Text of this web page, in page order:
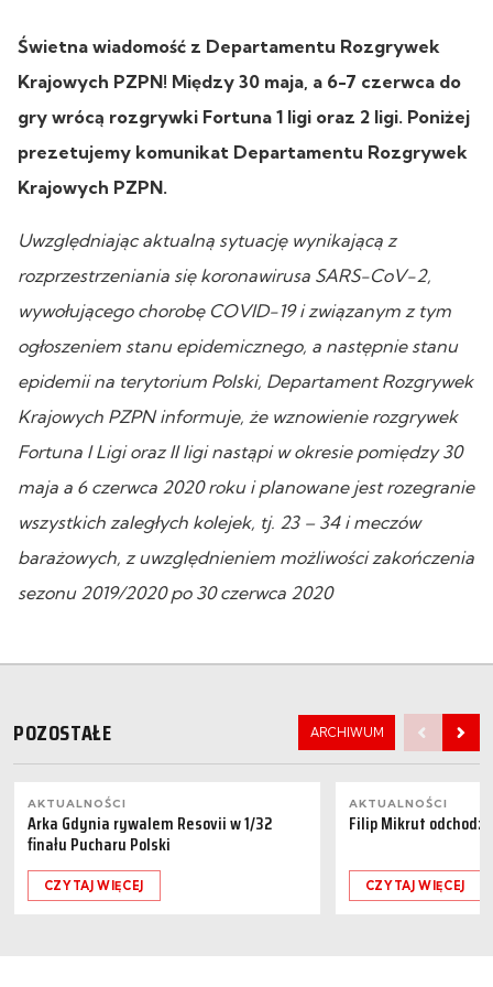
Świetna wiadomość z Departamentu Rozgrywek
Krajowych PZPN! Między 30 maja, a 6-7 czerwca do
gry wrócą rozgrywki Fortuna 1 ligi oraz 2 ligi. Poniżej
prezetujemy komunikat Departamentu Rozgrywek
Krajowych PZPN.
Uwzględniając aktualną sytuację wynikającą z
rozprzestrzeniania się koronawirusa SARS-CoV-2,
wywołującego chorobę COVID-19 i związanym z tym
ogłoszeniem stanu epidemicznego, a następnie stanu
epidemii na terytorium Polski, Departament Rozgrywek
Krajowych PZPN informuje, że wznowienie rozgrywek
Fortuna I Ligi oraz II ligi nastąpi w okresie pomiędzy 30
maja a 6 czerwca 2020 roku i planowane jest rozegranie
wszystkich zaległych kolejek, tj. 23 – 34 i meczów
barażowych, z uwzględnieniem możliwości zakończenia
sezonu 2019/2020 po 30 czerwca 2020
POZOSTAŁE ARCHIWUM
AKTUALNOŚCI
Arka Gdynia rywalem Resovii w 1/32
finału Pucharu Polski
CZYTAJ WIĘCEJ
AKTUALNOŚCI
Filip Mikrut
CZYTAJ WIĘCEJ